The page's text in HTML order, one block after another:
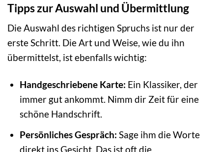
Tipps zur Auswahl und Übermittlung
Die Auswahl des richtigen Spruchs ist nur der
erste Schritt. Die Art und Weise, wie du ihn
übermittelst, ist ebenfalls wichtig:
Handgeschriebene Karte: Ein Klassiker, der
immer gut ankommt. Nimm dir Zeit für eine
schöne Handschrift.
Persönliches Gespräch: Sage ihm die Worte
direkt ins Gesicht. Das ist oft die